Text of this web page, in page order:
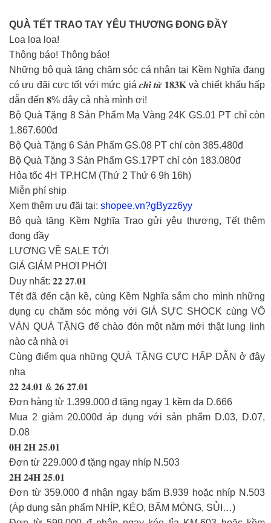
QUÀ TẾT TRAO TAY YÊU THƯƠNG ĐONG ĐẦY
Loa loa loa!
Thông báo! Thông báo!
Những bộ quà tặng chăm sóc cá nhân tại Kềm Nghĩa đang
có ưu đãi cực tốt với mức giá 𝒄𝒉𝒊̉ 𝒕𝒖̛̀ 𝟏𝟖𝟑𝐊 và chiết khấu hấp
dẫn đến 𝟖% đây cả nhà mình ơi!
Bộ Quà Tặng 8 Sản Phẩm Mạ Vàng 24K GS.01 PT chỉ còn
1.867.600đ
Bộ Quà Tặng 6 Sản Phẩm GS.08 PT chỉ còn 385.480đ
Bộ Quà Tặng 3 Sản Phẩm GS.17PT chỉ còn 183.080đ
Hỏa tốc 4H TP.HCM (Thứ 2 Thứ 6 9h 16h)
Miễn phí ship
Xem thêm ưu đãi tại: shopee.vn?gByzz6yy
Bộ quà tặng Kềm Nghĩa Trao gửi yêu thương, Tết thêm
đong đầy
LƯƠNG VỀ SALE TỚI
GIÁ GIẢM PHƠI PHỚI
Duy nhất: 𝟐𝟐 𝟐𝟕.𝟎𝟏
Tết đã đến cận kề, cùng Kềm Nghĩa sắm cho mình những
dụng cụ chăm sóc móng với GIÁ SỰC SHOCK cùng VÔ
VÀN QUÀ TẶNG để chào đón một năm mới thật lung linh
nào cả nhà ơi
Cùng điểm qua những QUÀ TẶNG CỰC HẤP DẪN ở đây
nha
𝟐𝟐 𝟐𝟒.𝟎𝟏 & 𝟐𝟔 𝟐𝟕.𝟎𝟏
Đơn hàng từ 1.399.000 đ tặng ngay 1 kềm da D.666
Mua 2 giảm 20.000đ áp dụng với sản phẩm D.03, D.07,
D.08
𝟎𝐇 𝟐𝐇 𝟐𝟓.𝟎𝟏
Đơn từ 229.000 đ tặng ngay nhíp N.503
𝟐𝐇 𝟐𝟒𝐇 𝟐𝟓.𝟎𝟏
Đơn từ 359.000 đ nhận ngay bấm B.939 hoặc nhíp N.503
(Áp dụng sản phẩm NHÍP, KÉO, BẤM MÓNG, SỦI…)